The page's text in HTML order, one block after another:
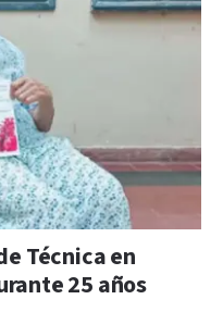
Técnica en
25 años